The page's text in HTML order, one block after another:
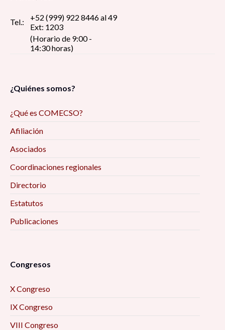
Tel.:
+52 (999) 922 8446 al 49
Ext: 1203
(Horario de 9:00 -
14:30 horas)
¿Quiénes somos?
¿Qué es COMECSO?
Afiliación
Asociados
Coordinaciones regionales
Directorio
Estatutos
Publicaciones
Congresos
X Congreso
IX Congreso
VIII Congreso